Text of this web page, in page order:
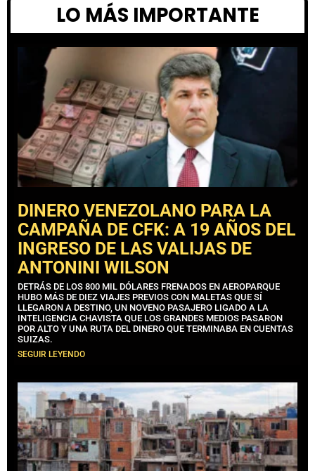
LO MÁS IMPORTANTE
DINERO VENEZOLANO PARA LA
CAMPAÑA DE CFK: A 19 AÑOS DEL
INGRESO DE LAS VALIJAS DE
ANTONINI WILSON
DETRÁS DE LOS 800 MIL DÓLARES FRENADOS EN AEROPARQUE
HUBO MÁS DE DIEZ VIAJES PREVIOS CON MALETAS QUE SÍ
LLEGARON A DESTINO, UN NOVENO PASAJERO LIGADO A LA
INTELIGENCIA CHAVISTA QUE LOS GRANDES MEDIOS PASARON
POR ALTO Y UNA RUTA DEL DINERO QUE TERMINABA EN CUENTAS
SUIZAS.
SEGUIR LEYENDO